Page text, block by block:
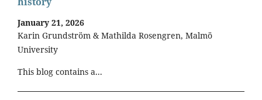
January 21, 2026
Karin Grundström & Mathilda Rosengren, Malmö
University
This blog contains a...